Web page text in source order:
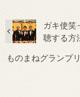
ガキ使笑
聴する方
ものまねグランプ